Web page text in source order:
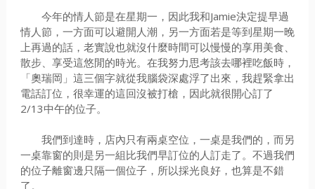
今年的情人節是在星期一，因此我和Jamie決定提早過
情人節，一方面可以避開人潮，另一方面若是等到星期一晚
上再過的話，老實說也就沒什麼時間可以慢慢的享用美食、
散步、享受這悠閒的時光。在我努力思考該去哪裡吃飯時，
「奧瑞岡」這三個字就從我腦袋深處浮了出來，我趕緊拿出
電話訂位，很幸運的這回沒被打槍，因此就很開心訂了
2/13中午的位子。
我們到達時，店內只有兩桌空位，一桌是我們的，而另
一桌靠窗的則是另一組比我們早訂位的人訂走了。不過我們
的位子離窗邊只隔一個位子，所以採光良好，也算是不錯
了。